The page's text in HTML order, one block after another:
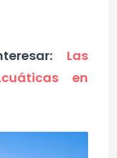
Las
en